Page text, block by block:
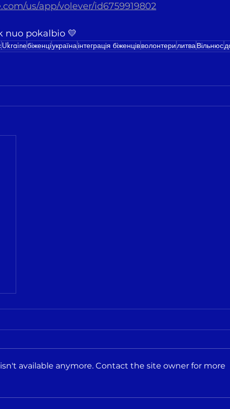
us/app/volever/id6759919802
nuo pokalbio 💛
Ukraineбіженціукраїнаінтеграція біженцівволонтерилитваВільнюс
available anymore. Contact the site owner for more